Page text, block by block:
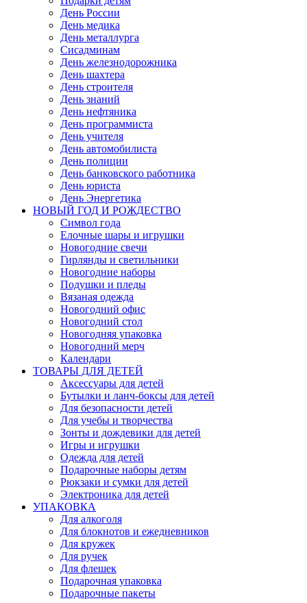
День России
День медика
День металлурга
Сисадминам
День железнодорожника
День шахтера
День строителя
День знаний
День нефтяника
День программиста
День учителя
День автомобилиста
День полиции
День банковского работника
День юриста
День Энергетика
НОВЫЙ ГОД И РОЖДЕСТВО
Символ года
Елочные шары и игрушки
Новогодние свечи
Гирлянды и светильники
Новогодние наборы
Подушки и пледы
Вязаная одежда
Новогодний офис
Новогодний стол
Новогодняя упаковка
Новогодний мерч
Календари
ТОВАРЫ ДЛЯ ДЕТЕЙ
Аксессуары для детей
Бутылки и ланч-боксы для детей
Для безопасности детей
Для учебы и творчества
Зонты и дождевики для детей
Игры и игрушки
Одежда для детей
Подарочные наборы детям
Рюкзаки и сумки для детей
Электроника для детей
УПАКОВКА
Для алкоголя
Для блокнотов и ежедневников
Для кружек
Для ручек
Для флешек
Подарочная упаковка
Подарочные пакеты